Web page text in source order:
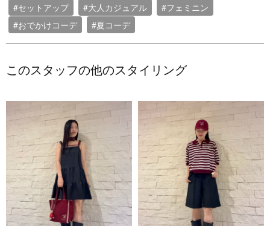
#セットアップ
#大人カジュアル
#フェミニン
#おでかけコーデ
#夏コーデ
このスタッフの他のスタイリング